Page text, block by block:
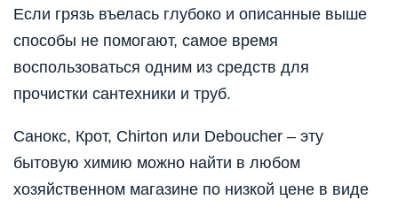
Если грязь въелась глубоко и описанные выше
способы не помогают, самое время
воспользоваться одним из средств для
прочистки сантехники и труб.
Санокс, Крот, Chirton или Deboucher – эту
бытовую химию можно найти в любом
хозяйственном магазине по низкой цене в виде